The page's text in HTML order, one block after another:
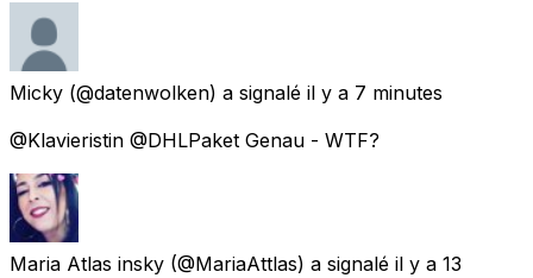
Micky (@datenwolken) a signalé il y a 7 minutes
@Klavieristin @DHLPaket Genau - WTF?
Maria Atlas insky (@MariaAttlas) a signalé il y a 13